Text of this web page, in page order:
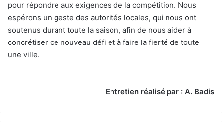
pour répondre aux exigences de la compétition. Nous
espérons un geste des autorités locales, qui nous ont
soutenus durant toute la saison, afin de nous aider à
concrétiser ce nouveau défi et à faire la fierté de toute
une ville.
Entretien réalisé par : A. Badis